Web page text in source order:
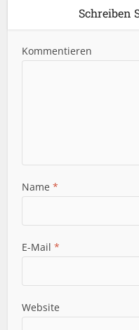
Schreiben
Kommentieren
Name*
E-Mail*
Website